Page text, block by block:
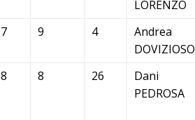
LORENZO
7 9 4
Andrea
DOVIZIOSO
8 8 26
Dani
PEDROSA